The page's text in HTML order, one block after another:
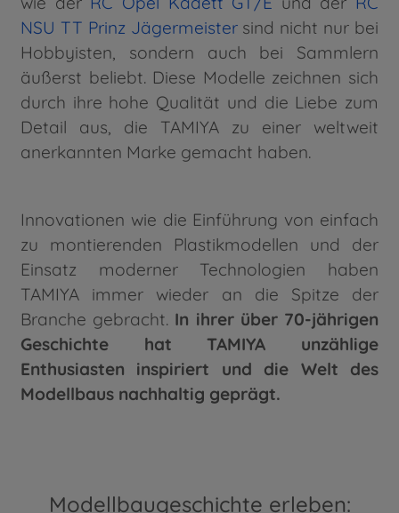
NSU TT Prinz Jägermeistersind nicht nur bei
Hobbyisten, sondern auch bei Sammlern
äußerst beliebt. Diese Modelle zeichnen sich
durch ihre hohe Qualität und die Liebe zum
Detail aus, die TAMIYA zu einer weltweit
anerkannten Marke gemacht haben.
Innovationen wie die Einführung von einfach
zu montierenden Plastikmodellen und der
Einsatz moderner Technologien haben
TAMIYA immer wieder an die Spitze der
Branche gebracht. In ihrer über 70-jährigen
Geschichte hat TAMIYA unzählige
Enthusiasten inspiriert und die Welt des
Modellbaus nachhaltig geprägt.
Modellbaugeschichte erleben: